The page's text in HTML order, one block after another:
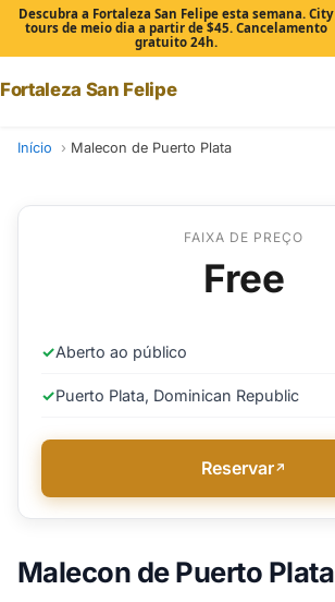
Descubra a Fortaleza San Felipe esta semana. City
tours de meio dia a partir de $45. Cancelamento
gratuito 24h.
Fortaleza San Felipe
Início Malecon de Puerto Plata
Malecon de Puerto Plata
FAIXA DE PREÇO
Free
✓Aberto ao público
✓Puerto Plata, Dominican Republic
Reservar↗